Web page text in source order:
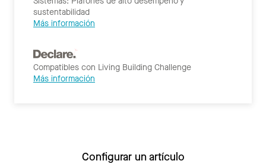
sustentabilidad
Más información
Compatibles con Living Building Challenge
Más información
Configurar un artículo